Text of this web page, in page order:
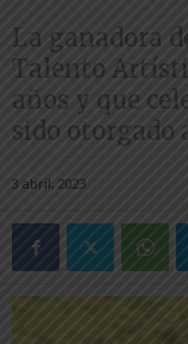
La ganadora
Talento
años y que
sido otorgado
3 abril, 2023